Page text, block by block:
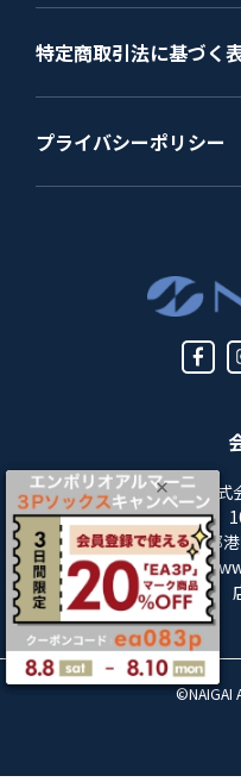
株式
東京都
https://
特定商取引法に基づく
プライバシーポリシー
©NAIGAI